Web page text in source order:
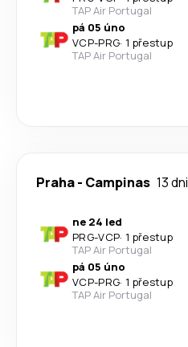
TAP Air Portugal
pá 05 úno
VCP-PRG· 1 přestup
TAP Air Portugal
Praha- Campinas 13 dni
ne 24 led
PRG-VCP· 1 přestup
TAP Air Portugal
pá 05 úno
VCP-PRG· 1 přestup
TAP Air Portugal